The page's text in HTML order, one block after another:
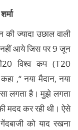
की ज्यादा उछाल वाली
नहीं आये जिस पर 9 जून
विश्व कप (T20
,‘‘ नया मैदान, नया
लगता है। मुझे लगता
मदद कर रही थी। ऐसे
को याद रखना